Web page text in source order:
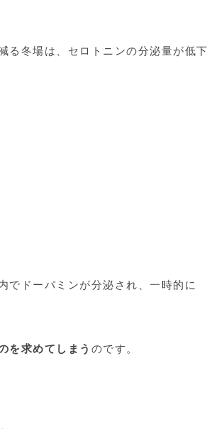
る冬場は、セロトニンの分泌量が低
でドーパミンが分泌され、一時的に
を求めてしまう のです。